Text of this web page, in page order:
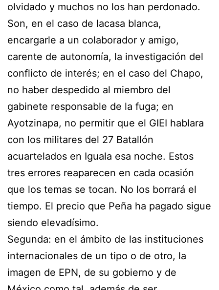
olvidado y muchos no los han perdonado.
Son, en el caso de lacasa blanca,
encargarle a un colaborador y amigo,
carente de autonomía, la investigación del
conflicto de interés; en el caso del Chapo,
no haber despedido al miembro del
gabinete responsable de la fuga; en
Ayotzinapa, no permitir que el GIEI hablara
con los militares del 27 Batallón
acuartelados en Iguala esa noche. Estos
tres errores reaparecen en cada ocasión
que los temas se tocan. No los borrará el
tiempo. El precio que Peña ha pagado sigue
siendo elevadísimo.
Segunda: en el ámbito de las instituciones
internacionales de un tipo o de otro, la
imagen de EPN, de su gobierno y de